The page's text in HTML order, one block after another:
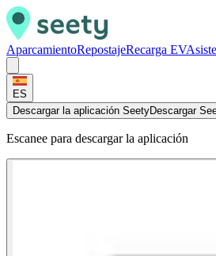
AparcamientoRepostajeRecarga EV
ES
Descargar la aplicación SeetyDescargar
Escanee para descargar la aplicación